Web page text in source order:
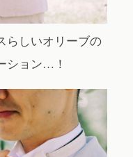
らしいオリーブの
ション…！